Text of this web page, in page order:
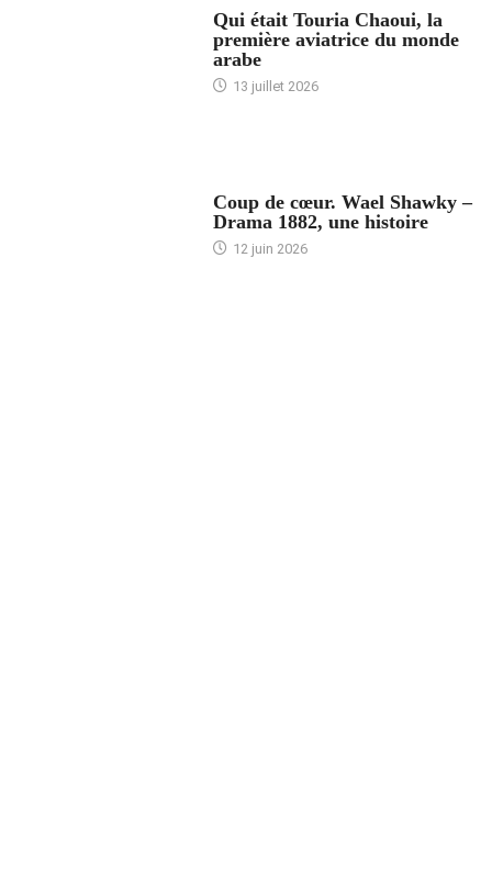
Qui était Touria Chaoui, la
première aviatrice du monde
arabe
13 juillet 2026
Coup de cœur. Wael Shawky –
Drama 1882, une histoire
12 juin 2026